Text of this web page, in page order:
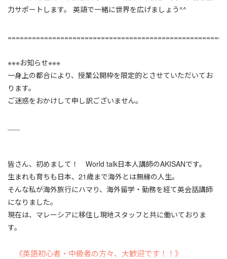
力サポートします。 英語で一緒に世界を広げましょう^^
※※※お知らせ※※※
一身上の都合により、授業公開枠を限定的とさせていただいてお
ります。
ご迷惑をおかけして申し訳ございません。
皆さん、初めまして！ World talk日本人講師のAKISANです。
生まれも育ちも日本、21歳まで海外とは無縁の人生。
そんな私が海外旅行にハマり、海外留学・勤務を経て英会話講師
になりました。
現在は、マレーシアに移住し現地スタッフと共に働いておりま
す。
《英語初心者・中級者の方々、大歓迎です！！》